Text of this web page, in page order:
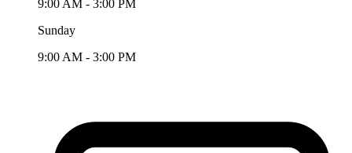
9:00 AM - 3:00 PM
Sunday
9:00 AM - 3:00 PM